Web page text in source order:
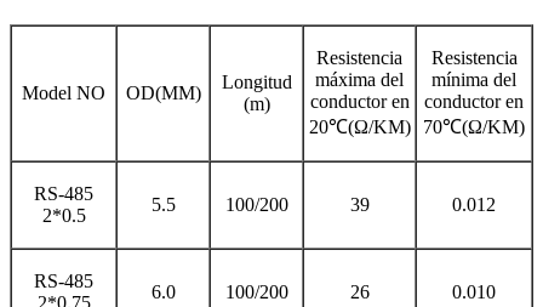
Model NO OD(MM)
Longitud
(m)
Resistencia
máxima del
conductor en
20℃(Ω/KM)
Resistencia
mínima del
conductor en
70℃(Ω/KM)
RS-485
2*0.5
5.5 100/200 39 0.012
RS-485
2*0.75
6.0 100/200 26 0.010